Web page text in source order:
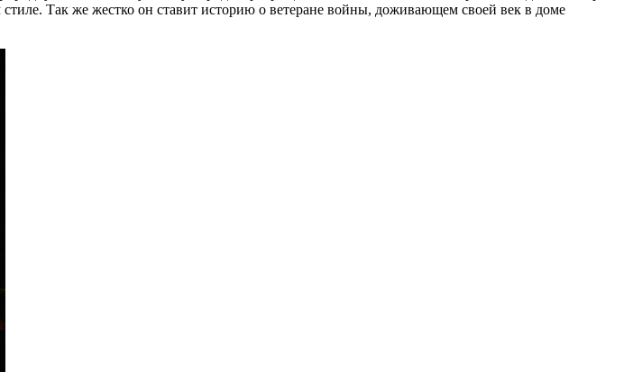
Так же жестко он ставит историю о ветеране войны, доживающем своей век в доме